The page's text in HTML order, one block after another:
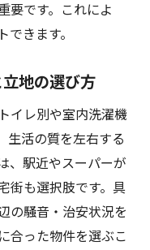
要です。これによ
きます。
地の選び方
イレ別や室内洗濯機
生活の質を左右する
、駅近やスーパーが
街も選択肢です。具
の騒音・治安状況を
合った物件を選ぶこ